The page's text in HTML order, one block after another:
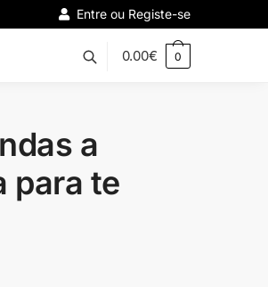
Entre ou Registe-se
0.00€ 0
a
para te